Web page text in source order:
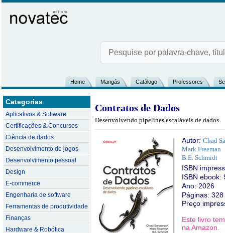
Home Mangás Catálogo Professores
Categorias
Aplicativos & Software
Certificações & Concursos
Ciência de dados
Desenvolvimento de jogos
Desenvolvimento pessoal
Design
E-commerce
Engenharia de software
Ferramentas de produtividade
Finanças
Hardware & Robótica
Contratos de Dados
Desenvolvendo pipelines escaláveis de dados
Autor: Chad
Mark Freeman
B.E. Schmidt
ISBN
ISBN ebook:
Ano: 2026
Páginas: 328
Preço
Este livro
na Amazon.